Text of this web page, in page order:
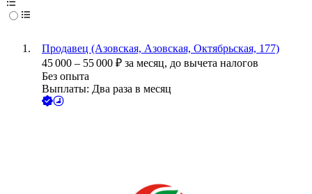
Продавец (Азовская, Азовская, Октябрьская, 177)
45 000 – 55 000 ₽ за месяц, до вычета налогов
Без опыта
Выплаты: Два раза в месяц